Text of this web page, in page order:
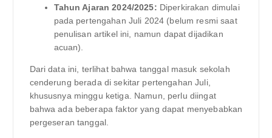
Tahun Ajaran 2024/2025: Diperkirakan dimulai
pada pertengahan Juli 2024 (belum resmi saat
penulisan artikel ini, namun dapat dijadikan
acuan).
Dari data ini, terlihat bahwa tanggal masuk sekolah
cenderung berada di sekitar pertengahan Juli,
khususnya minggu ketiga. Namun, perlu diingat
bahwa ada beberapa faktor yang dapat menyebabkan
pergeseran tanggal.